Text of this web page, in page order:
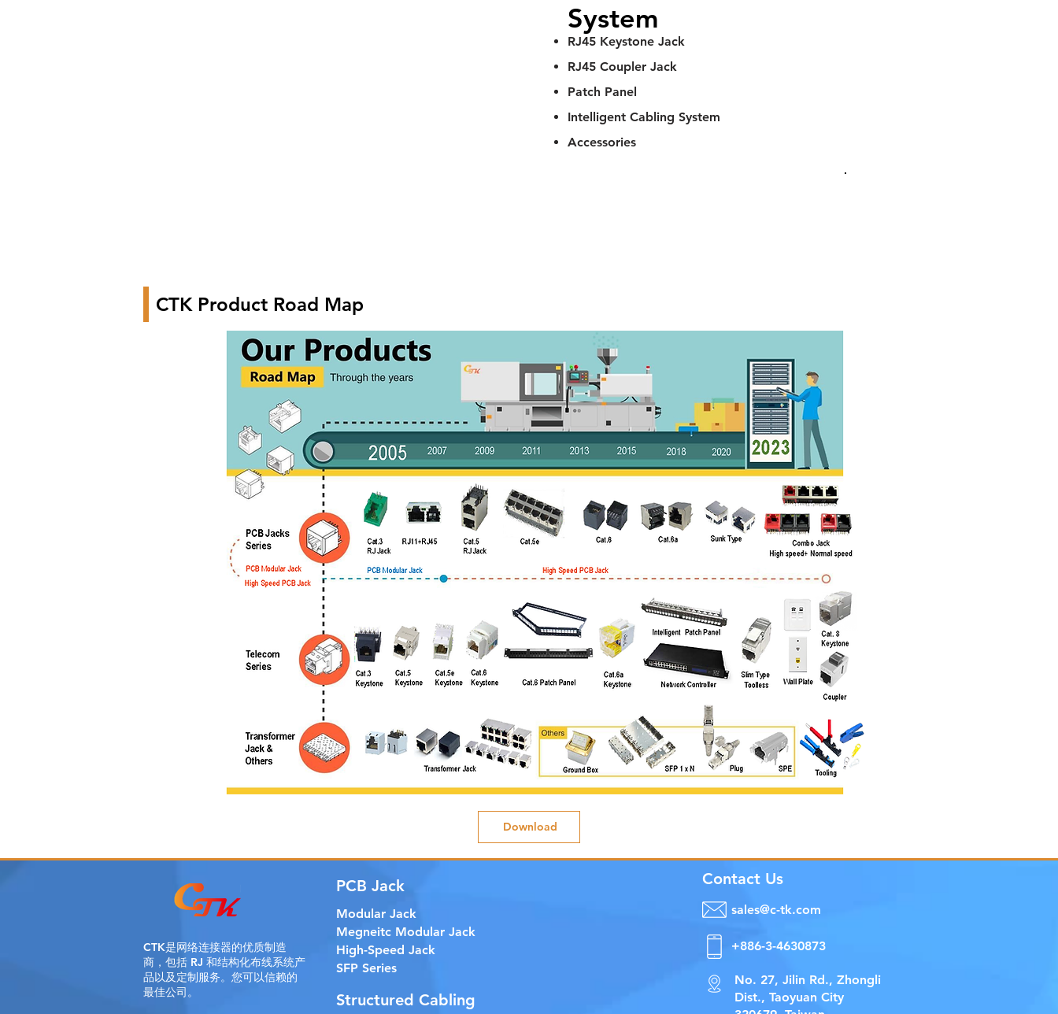
System
RJ45 Keystone Jack
RJ45 Coupler Jack
Patch Panel
Intelligent Cabling System
Accessories
CTK Product Road Map
Download
PCB Jack
Modular Jack
Megneitc Modular Jack
CTK是网络连接器的优质制造
商，包括 RJ 和结构化布线系统产
品以及定制服务。您可以信赖的
最佳公司。
High-Speed Jack
SFP Series
Structured Cabling
Contact Us
sales@c-tk.com
+886-3-4630873
No. 27, Jilin Rd., Zhongli
Dist., Taoyuan City